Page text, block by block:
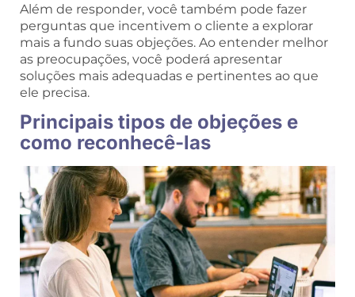
Além de responder, você também pode fazer
perguntas que incentivem o cliente a explorar
mais a fundo suas objeções. Ao entender melhor
as preocupações, você poderá apresentar
soluções mais adequadas e pertinentes ao que
ele precisa.
Principais tipos de objeções e
como reconhecê-las